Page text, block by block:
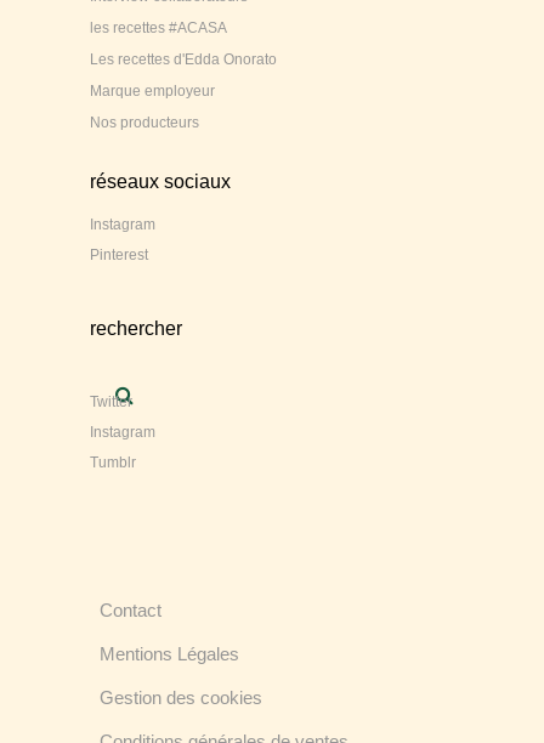
les recettes #ACASA
Les recettes d'Edda Onorato
Marque employeur
Nos producteurs
réseaux sociaux
Instagram
Pinterest
rechercher
Twitter
Instagram
Tumblr
Contact
Mentions Légales
Gestion des cookies